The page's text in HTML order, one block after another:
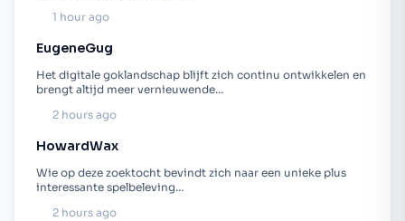
1 hour ago
EugeneGug
Het digitale goklandschap blijft zich continu ontwikkelen en
brengt altijd meer vernieuwende…
2 hours ago
HowardWax
Wie op deze zoektocht bevindt zich naar een unieke plus
interessante spelbeleving…
2 hours ago